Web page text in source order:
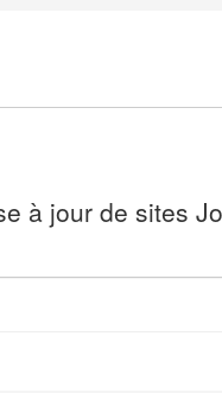
à jour de sites